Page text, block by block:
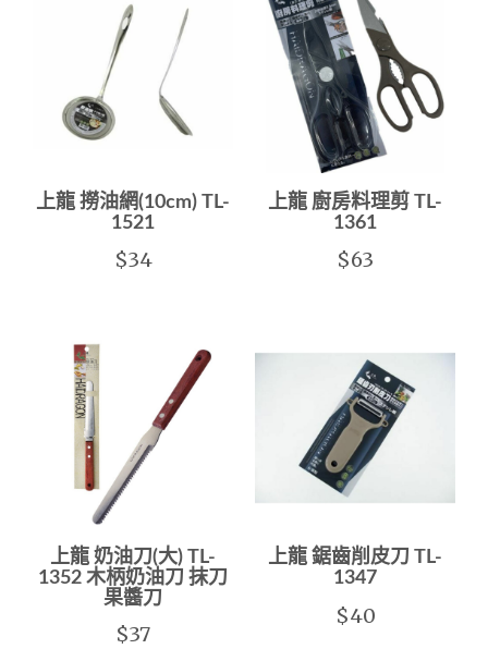
上龍 撈油網(10cm) TL-
1521
$34
上龍 廚房料理剪 TL-
1361
$63
上龍 奶油刀(大) TL-
1352 木柄奶油刀 抹刀
果醬刀
$37
上龍 鋸齒削皮刀 TL-
1347
$40